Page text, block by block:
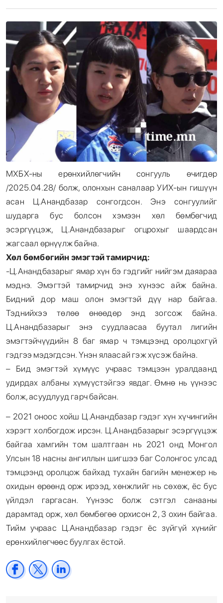
МХБХ-ны ерөнхийлөгчийн сонгууль өчигдөр
/2025.04.28/ болж, олонхын саналаар УИХ-ын гишүүн
асан Ц.Анандбазар сонгогдсон. Энэ сонгуулийг
шударга бус болсон хэмээн хөл бөмбөгчид
эсэргүүцэж, Ц.Анандбазарыг огцрохыг шаардсан
жагсаал өрнүүлж байна.
Хөл бөмбөгийн эмэгтэйтамирчид:
-Ц.Анандбазарыг ямар хүн бэ гэдгийг нийгэм даяараа
мэднэ. Эмэгтэй тамирчид энэ хүнээс айж байна.
Бидний дор маш олон эмэгтэй дүү нар байгаа.
Тэднийхээ төлөө өнөөдөр энд зогсож байна.
Ц.Анандбазарыг энэ суудлаасаа буутал лигийн
эмэгтэйчүүдийн 8 баг ямар ч тэмцээнд оролцохгүй
гэдгээ мэдэгдсэн. Үнэн ялаасай гэж хүсэж байна.
– Бид эмэгтэй хүмүүс учраас тэмцээн уралдаанд
удирдах албаны хүмүүстэйгээ явдаг. Өмнө нь үүнээс
болж, асуудлууд гарч байсан.
– 2021 оноос хойш Ц.Анандбазар гэдэг хүн хүчингийн
хэрэгт холбогдож ирсэн. Ц.Анандбазарыг эсэргүүцэж
байгаа хамгийн том шалтгаан нь 2021 онд Монгол
Улсын 18 насны ангиллын шигшээ баг Солонгос улсад
тэмцээнд оролцож байхад тухайн багийн менежер нь
охидын өрөөнд орж ирээд, хөнжлийг нь сөхөж, ёс бус
үйлдэл гаргасан. Үүнээс болж сэтгэл санааны
дарамтад орж, хөл бөмбөгөө орхисон 2, 3 охин байгаа.
Тийм учраас Ц.Анандбазар гэдэг ёс зүйгүй хүнийг
ерөнхийлөгчөөс буулгах ёстой.